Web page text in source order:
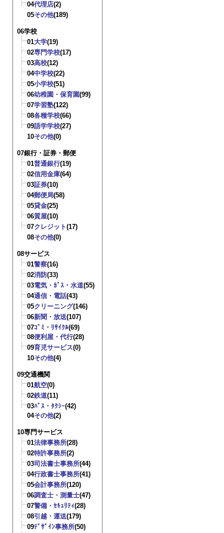
04代理店(2)
05その他(189)
06学校
01大学(19)
02専門学校(17)
03高校(12)
04中学校(22)
05小学校(51)
06幼稚園・保育園(99)
07学習塾(122)
08各種学校(66)
09語学学校(27)
10その他(0)
07銀行・証券・郵便
01普通銀行(19)
02信用金庫(64)
03証券(10)
04郵便局(58)
05貸金(25)
06質屋(10)
07クレジット(17)
08その他(0)
08サービス
01警察(16)
02消防(33)
03電気・ｶﾞｽ・水道(55)
04通信・電話(43)
05クリーニング(146)
06新聞・放送(107)
07ｺﾞﾐ・ﾘｻｲｸﾙ(69)
08便利屋・代行(28)
09育児サービス(0)
10その他(4)
09交通機関
01航空(0)
02鉄道(11)
03ﾊﾞｽ・ﾀｸｼｰ(42)
04その他(2)
10専門サービス
01法律事務所(28)
02特許事務所(2)
03司法書士事務所(44)
04行政書士事務所(41)
05会計事務所(120)
06調査士・測量士(47)
07警備・ｾｷｭﾘﾃｨ(28)
08引越・運送(179)
09ﾃﾞｻﾞｲﾝ事務所(50)